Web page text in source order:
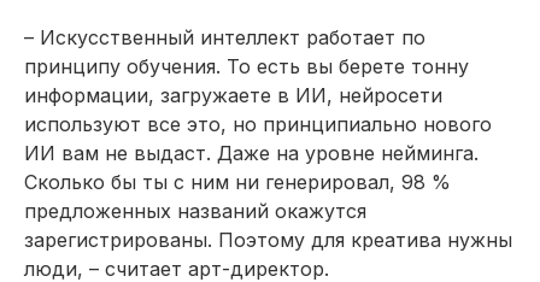
– Искусственный интеллект работает по
принципу обучения. То есть вы берете тонну
информации, загружаете в ИИ, нейросети
используют все это, но принципиально нового
ИИ вам не выдаст. Даже на уровне нейминга.
Сколько бы ты с ним ни генерировал, 98 %
предложенных названий окажутся
зарегистрированы. Поэтому для креатива нужны
люди, – считает арт-директор.